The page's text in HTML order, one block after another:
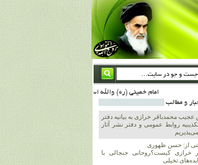
امام خمینی (ره) والله اسلام تمامش سیاست است؛ ***** امام شهید: به گفتار امام و کردار امام اهتمام بورزید ***** امام خمینی(ره): ان شاء الله ما اندوه دلمان را در وقت مناسب با انتقام از امریکا و آل سعود برطرف خواهیم ساخت و داغ و حسرت حلاوت این جنایت بزرگ را بر دلشان خواهیم نهاد 1367/4/29 ***** امام خمینی(رحمة الله علیه) : حکومت آل سعود، این وهابیهای پست بیخبر از خدا بسان خنجرند که همیشه از پشت در قلب مسلمانان فرو رفته‌اند 1366/5/12***** امام خمینی (ره) شهادت در راه خدا مسئله ای نیست که بشود با پیروزی در صحنه های نبرد
و مطالب
عجیب محمدباقر خرازی به بیانیه دفتر
روابط عمومی و دفتر نشر آثار
از: حسن ظهوری
خرازی کیست؟روحانی جنجالی با
تخیلی